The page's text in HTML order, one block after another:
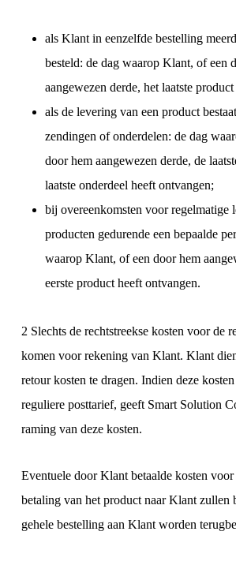
als Klant in eenzelfde bestelling
besteld: de dag waarop Klant, of een
aangewezen derde, het laatste
als de levering van een product
zendingen of onderdelen: de dag
door hem aangewezen derde, de
laatste onderdeel heeft ontvangen;
bij overeenkomsten voor regelmatige
producten gedurende een bepaalde
waarop Klant, of een door hem
eerste product heeft ontvangen.
2 Slechts de rechtstreekse kosten voor de
komen voor rekening van Klant. Klant
retour kosten te dragen. Indien deze
reguliere posttarief, geeft Smart Solution
raming van deze kosten.
Eventuele door Klant betaalde kosten
betaling van het product naar Klant zullen
gehele bestelling aan Klant worden